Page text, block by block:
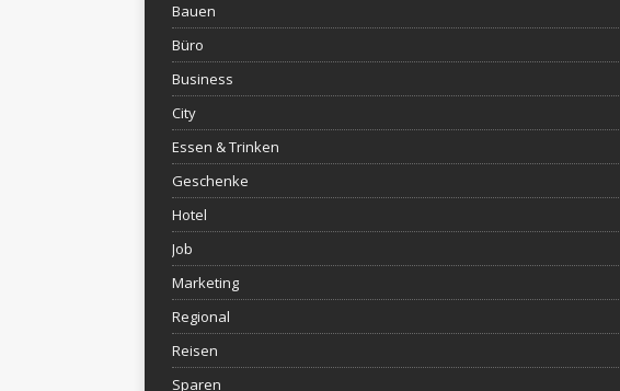
Bauen
Büro
Business
City
Essen & Trinken
Geschenke
Hotel
Job
Marketing
Regional
Reisen
Sparen